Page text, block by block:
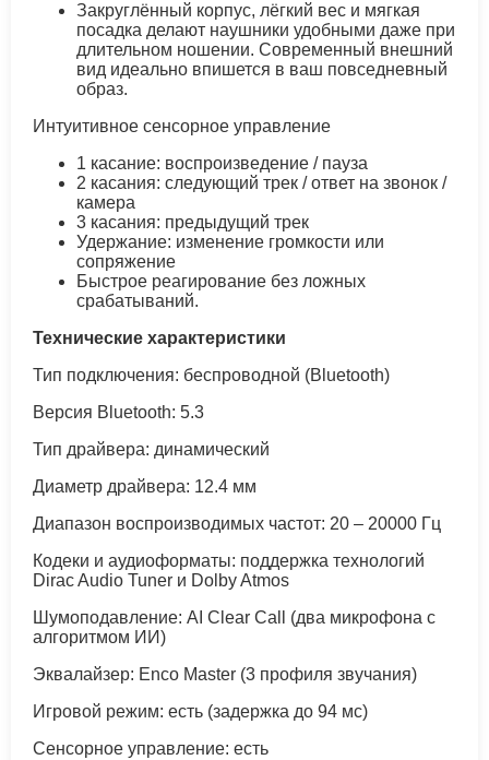
Закруглённый корпус, лёгкий вес и мягкая
посадка делают наушники удобными даже при
длительном ношении. Современный внешний
вид идеально впишется в ваш повседневный
образ.
Интуитивное сенсорное управление
1 касание: воспроизведение / пауза
2 касания: следующий трек / ответ на звонок /
камера
3 касания: предыдущий трек
Удержание: изменение громкости или
сопряжение
Быстрое реагирование без ложных
срабатываний.
Технические характеристики
Тип подключения: беспроводной (Bluetooth)
Версия Bluetooth: 5.3
Тип драйвера: динамический
Диаметр драйвера: 12.4 мм
Диапазон воспроизводимых частот: 20 – 20000 Гц
Кодеки и аудиоформаты: поддержка технологий
Dirac Audio Tuner и Dolby Atmos
Шумоподавление: AI Clear Call (два микрофона с
алгоритмом ИИ)
Эквалайзер: Enco Master (3 профиля звучания)
Игровой режим: есть (задержка до 94 мс)
Сенсорное управление: есть